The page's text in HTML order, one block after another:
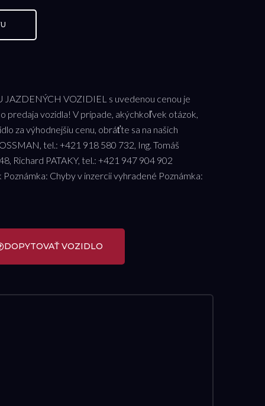
JAZDENÝCH VOZIDIEL s uvedenou cenou je
predaja vozidla! V prípade, akýchkoľvek otázok,
za výhodnejšiu cenu, obráťte sa na našich
tel.: +421 918 580 732, Ing. Tomáš
Richard PATAKY, tel.: +421 947 904 902
Chyby v inzercii vyhradené Poznámka:
DOPYTOVAŤ VOZIDLO